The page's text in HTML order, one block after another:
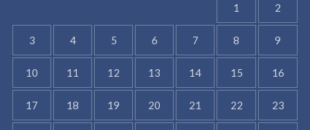
1 2
3 4 5 6 7 8 9
10 11 12 13 14 15 16
17 18 19 20 21 22 23